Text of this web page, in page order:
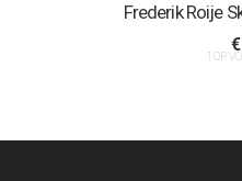
Frederik Roije
€
1 OP